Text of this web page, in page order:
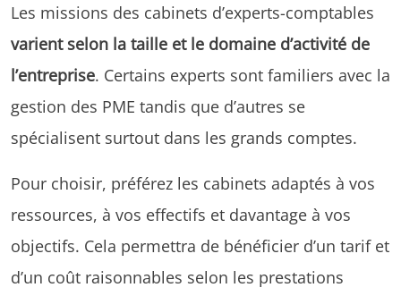
Les missions des cabinets d’experts-comptables
varient selon la taille et le domaine d’activité de
l’entreprise. Certains experts sont familiers avec la
gestion des PME tandis que d’autres se
spécialisent surtout dans les grands comptes.
Pour choisir, préférez les cabinets adaptés à vos
ressources, à vos effectifs et davantage à vos
objectifs. Cela permettra de bénéficier d’un tarif et
d’un coût raisonnables selon les prestations